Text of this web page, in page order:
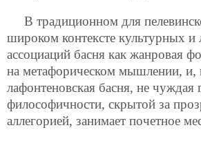
В традиционном для
широком контексте культурных и
ассоциаций басня как жанровая
на метафорическом мышлении, и,
лафонтеновская басня, не чуждая
философичности, скрытой за
аллегорией, занимает почетное